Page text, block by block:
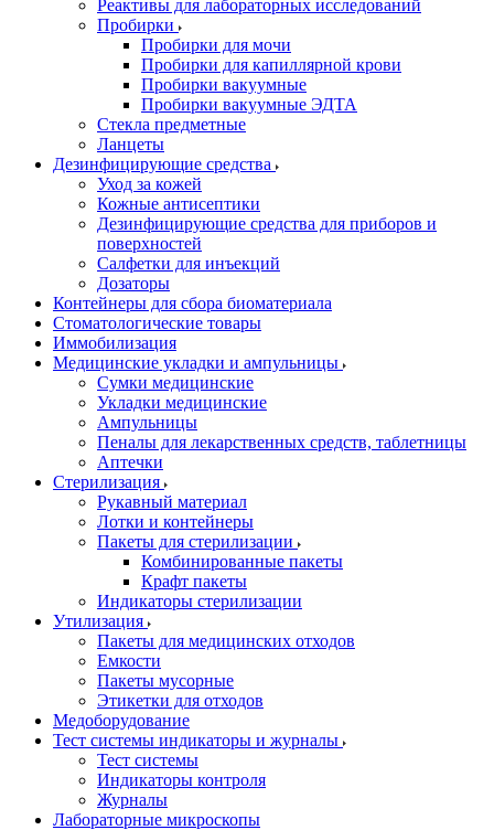
Реактивы для лабораторных исследований
Пробирки
Пробирки для мочи
Пробирки для капиллярной крови
Пробирки вакуумные
Пробирки вакуумные ЭДТА
Стекла предметные
Ланцеты
Дезинфицирующие средства
Уход за кожей
Кожные антисептики
Дезинфицирующие средства для приборов и
поверхностей
Салфетки для инъекций
Дозаторы
Контейнеры для сбора биоматериала
Стоматологические товары
Иммобилизация
Медицинские укладки и ампульницы
Сумки медицинские
Укладки медицинские
Ампульницы
Пеналы для лекарственных средств, таблетницы
Аптечки
Стерилизация
Рукавный материал
Лотки и контейнеры
Пакеты для стерилизации
Комбинированные пакеты
Крафт пакеты
Индикаторы стерилизации
Утилизация
Пакеты для медицинских отходов
Емкости
Пакеты мусорные
Этикетки для отходов
Медоборудование
Тест системы индикаторы и журналы
Тест системы
Индикаторы контроля
Журналы
Лабораторные микроскопы